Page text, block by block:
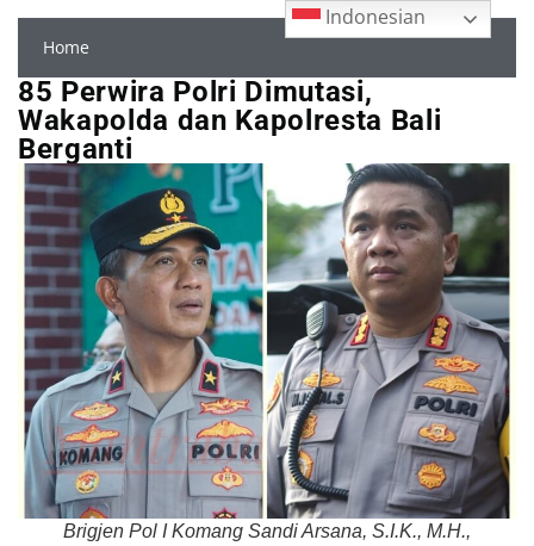
Home
85 Perwira Polri Dimutasi,
Wakapolda dan Kapolresta Bali
Berganti
Brigjen Pol I Komang Sandi Arsana, S.I.K., M.H.,
Indonesian